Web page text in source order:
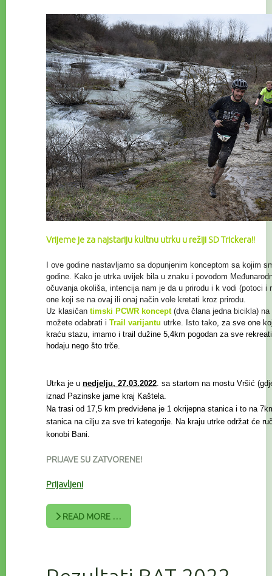
Vrijeme je za najstariju kultnu utrku u režiji SD Trickera!!
I ove godine nastavljamo sa dopunjenim konceptom sa kojim
godine. Kako je utrka uvijek bila u znaku i povodom
očuvanja okoliša, intencija nam je da u prirodu i k vodi (potoci i
one koji se na ovaj ili onaj način vole kretati kroz prirodu.
Uz klasičan timski PCWR koncept(dva člana jedna bicikla)
možete odabrati i Trail varijantu utrke. Isto tako , za sve one
kraću stazu, imamo i trail dužine 5,4km pogodan za sve
hodaju nego što trče.
Utrka je u nedjelju, 27.03.2022 . sa startom na mostu Vršić
iznad Pazinske jame kraj Kaštela.
Na trasi od 17,5 km predviđena je 1 okrijepna stanica i to na
stanica na cilju za sve tri kategorije. Na kraju utrke održat će
konobi Bani.
PRIJAVE SU ZATVORENE!
Prijavljeni
READ MORE …